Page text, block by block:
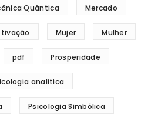
Quântica Mercado
Mujer Mulher
pdf Prosperidade
analítica
Psicologia Simbólica